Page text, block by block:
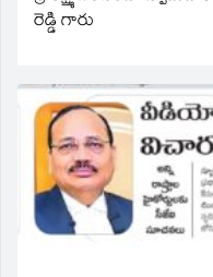
రెడ్డి గారు